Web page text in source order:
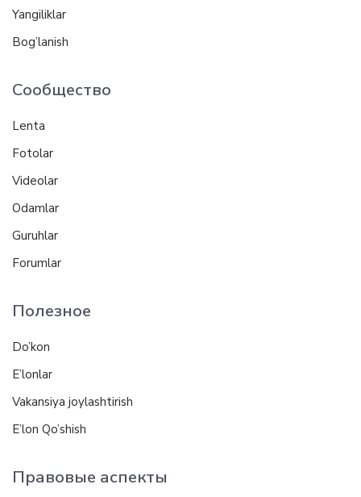
Yangiliklar
Bog’lanish
Сообщество
Lenta
Fotolar
Videolar
Odamlar
Guruhlar
Forumlar
Полезное
Do’kon
E’lonlar
Vakansiya joylashtirish
E’lon Qo’shish
Правовые аспекты